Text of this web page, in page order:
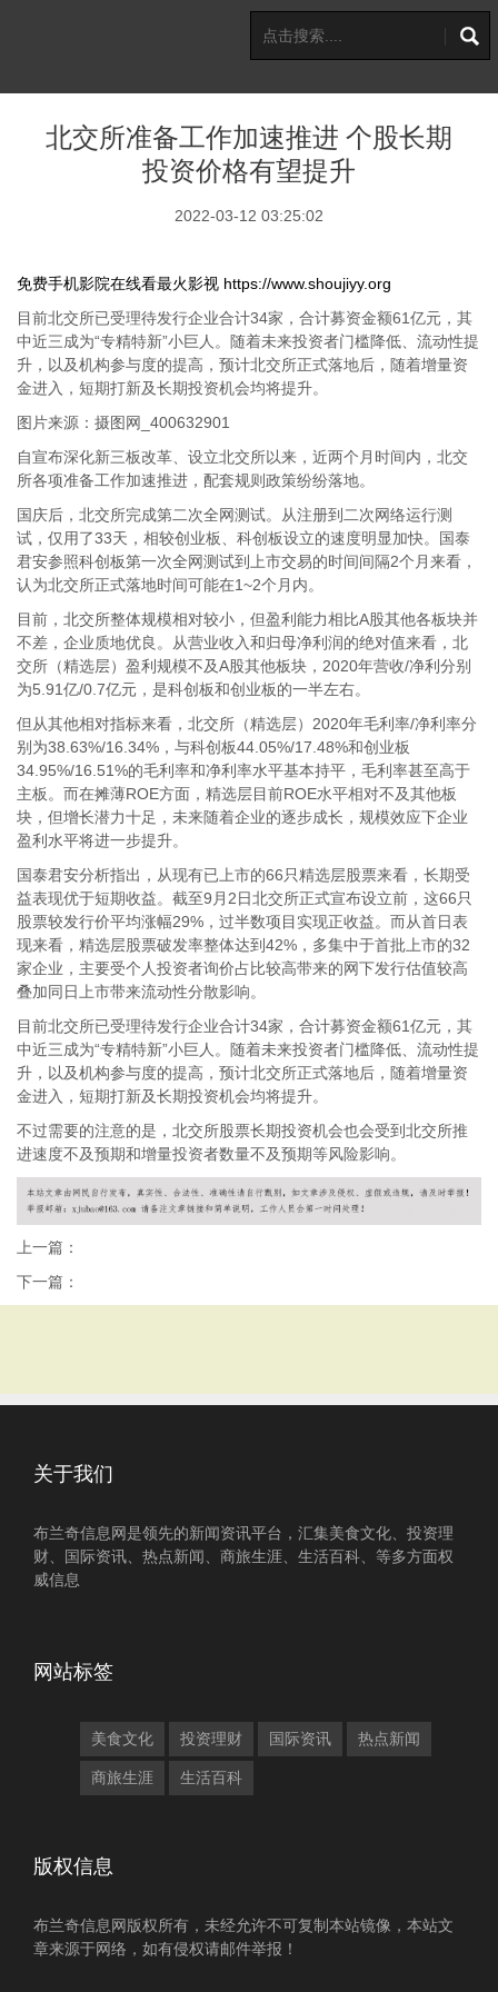
北交所准备工作加速推进 个股长期
投资价格有望提升
2022-03-12 03:25:02
免费手机影院在线看最火影视 https://www.shoujiyy.org
目前北交所已受理待发行企业合计34家，合计募资金额61亿元，其
中近三成为“专精特新”小巨人。随着未来投资者门槛降低、流动性提
升，以及机构参与度的提高，预计北交所正式落地后，随着增量资
金进入，短期打新及长期投资机会均将提升。
图片来源：摄图网_400632901
自宣布深化新三板改革、设立北交所以来，近两个月时间内，北交
所各项准备工作加速推进，配套规则政策纷纷落地。
国庆后，北交所完成第二次全网测试。从注册到二次网络运行测
试，仅用了33天，相较创业板、科创板设立的速度明显加快。国泰
君安参照科创板第一次全网测试到上市交易的时间间隔2个月来看，
认为北交所正式落地时间可能在1~2个月内。
目前，北交所整体规模相对较小，但盈利能力相比A股其他各板块并
不差，企业质地优良。从营业收入和归母净利润的绝对值来看，北
交所（精选层）盈利规模不及A股其他板块，2020年营收/净利分别
为5.91亿/0.7亿元，是科创板和创业板的一半左右。
但从其他相对指标来看，北交所（精选层）2020年毛利率/净利率分
别为38.63%/16.34%，与科创板44.05%/17.48%和创业板
34.95%/16.51%的毛利率和净利率水平基本持平，毛利率甚至高于
主板。而在摊薄ROE方面，精选层目前ROE水平相对不及其他板
块，但增长潜力十足，未来随着企业的逐步成长，规模效应下企业
盈利水平将进一步提升。
国泰君安分析指出，从现有已上市的66只精选层股票来看，长期受
益表现优于短期收益。截至9月2日北交所正式宣布设立前，这66只
股票较发行价平均涨幅29%，过半数项目实现正收益。而从首日表
现来看，精选层股票破发率整体达到42%，多集中于首批上市的32
家企业，主要受个人投资者询价占比较高带来的网下发行估值较高
叠加同日上市带来流动性分散影响。
目前北交所已受理待发行企业合计34家，合计募资金额61亿元，其
中近三成为“专精特新”小巨人。随着未来投资者门槛降低、流动性提
升，以及机构参与度的提高，预计北交所正式落地后，随着增量资
金进入，短期打新及长期投资机会均将提升。
不过需要的注意的是，北交所股票长期投资机会也会受到北交所推
进速度不及预期和增量投资者数量不及预期等风险影响。
上一篇：
下一篇：
关于我们
布兰奇信息网是领先的新闻资讯平台，汇集美食文化、投资理
财、国际资讯、热点新闻、商旅生涯、生活百科、等多方面权
威信息
网站标签
美食文化 投资理财 国际资讯 热点新闻
商旅生涯 生活百科
版权信息
布兰奇信息网版权所有，未经允许不可复制本站镜像，本站文
章来源于网络，如有侵权请邮件举报！